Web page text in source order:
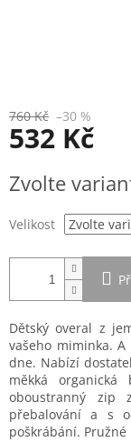
760 Kč –30 %
532 Kč
cena:
Zvolte
Velikost
Dětský overal z
vašeho miminka.
dne. Nabízí
měkká
oboustranný zip
přebalování a s
poškrábání.